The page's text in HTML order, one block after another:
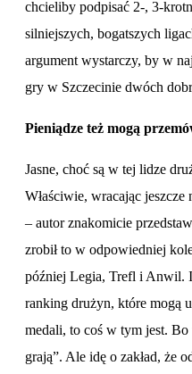
chcieliby podpisać 2-, 3-
silniejszych, bogatszych
argument wystarczy, by w
gry w Szczecinie dwóch
Pieniądze też mogą
Jasne, choć są w tej lidze
Właściwie, wracając
– autor znakomicie
zrobił to w odpowiedniej
później Legia, Trefl i Anwil.
ranking drużyn, które mogą
medali, to coś w tym jest.
grają”. Ale idę o zakład, że